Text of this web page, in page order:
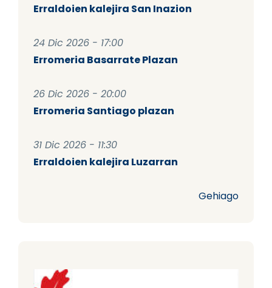
Erraldoien kalejira San Inazion
24 Dic 2026 - 17:00
Erromeria Basarrate Plazan
26 Dic 2026 - 20:00
Erromeria Santiago plazan
31 Dic 2026 - 11:30
Erraldoien kalejira Luzarran
Gehiago